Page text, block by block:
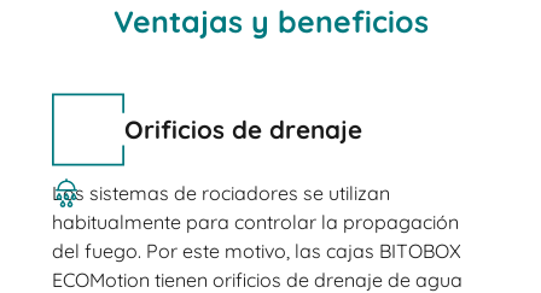
Ventajas y beneficios
Orificios de drenaje
Los sistemas de rociadores se utilizan
habitualmente para controlar la propagación
del fuego. Por este motivo, las cajas BITOBOX
ECOMotion tienen orificios de drenaje de agua